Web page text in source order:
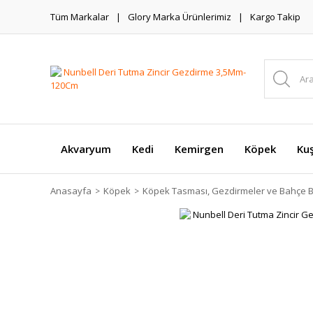
Tüm Markalar Glory Marka Ürünlerimiz Kargo Takip
Akvaryum Kedi Kemirgen Köpek
Anasayfa Köpek Köpek Tasması, Gezdirmeler ve Bahçe